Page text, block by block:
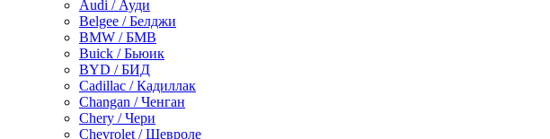
Audi / Ауди
Belgee / Белджи
BMW / БМВ
Buick / Бьюик
BYD / БИД
Cadillac / Кадиллак
Changan / Ченган
Chery / Чери
Chevrolet / Шевроле